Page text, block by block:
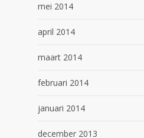
mei 2014
april 2014
maart 2014
februari 2014
januari 2014
december 2013